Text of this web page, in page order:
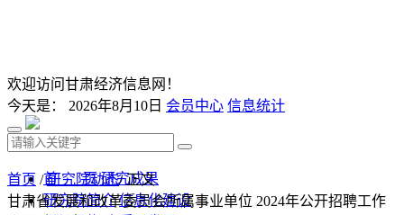
欢迎访问甘肃经济信息网！
今天是： 2026年8月10日 会员中心 信息统计
首 页 研究成果
研究院简介 信息化建设
首页 /研究院动态/ 正文
甘肃省发展和改革委员会所属事业单位 2024年公开招聘工作